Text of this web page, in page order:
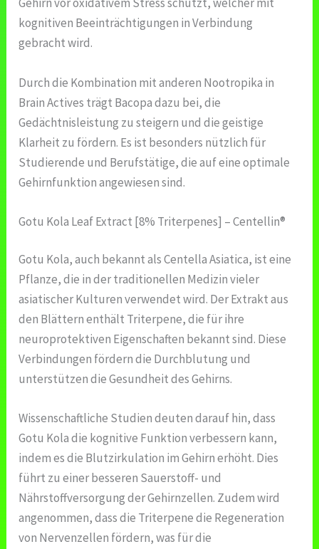
Gehirn vor oxidativem Stress schützt, welcher mit
kognitiven Beeinträchtigungen in Verbindung
gebracht wird.
Durch die Kombination mit anderen Nootropika in
Brain Actives trägt Bacopa dazu bei, die
Gedächtnisleistung zu steigern und die geistige
Klarheit zu fördern. Es ist besonders nützlich für
Studierende und Berufstätige, die auf eine optimale
Gehirnfunktion angewiesen sind.
Gotu Kola Leaf Extract [8% Triterpenes] – Centellin®
Gotu Kola, auch bekannt als Centella Asiatica, ist eine
Pflanze, die in der traditionellen Medizin vieler
asiatischer Kulturen verwendet wird. Der Extrakt aus
den Blättern enthält Triterpene, die für ihre
neuroprotektiven Eigenschaften bekannt sind. Diese
Verbindungen fördern die Durchblutung und
unterstützen die Gesundheit des Gehirns.
Wissenschaftliche Studien deuten darauf hin, dass
Gotu Kola die kognitive Funktion verbessern kann,
indem es die Blutzirkulation im Gehirn erhöht. Dies
führt zu einer besseren Sauerstoff- und
Nährstoffversorgung der Gehirnzellen. Zudem wird
angenommen, dass die Triterpene die Regeneration
von Nervenzellen fördern, was für die